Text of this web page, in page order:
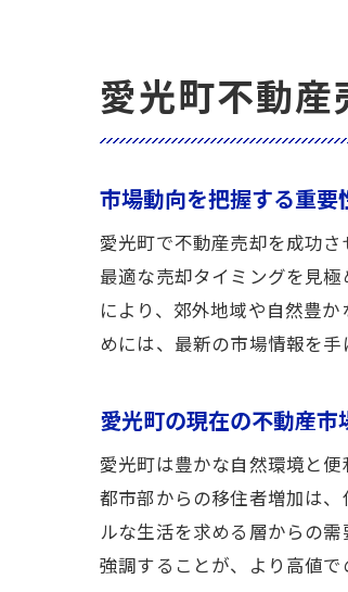
愛光町不動
市場動向を把握する重要
愛光町で不動産売却を成功
最適な売却タイミングを見
により、郊外地域や自然豊
めには、最新の市場情報を
愛光町の現在の不動産市
愛光町は豊かな自然環境と
都市部からの移住者増加は
ルな生活を求める層からの
強調することが、より高値で